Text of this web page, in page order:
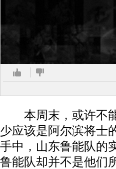
本周末，或许不能
少应该是阿尔滨将士
手中，山东鲁能队的
鲁能队却并不是他们